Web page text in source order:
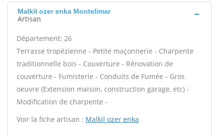
Malkil ozer enka Montelimar
Artisan
Département: 26
Terrasse tropézienne - Petite maçonnerie - Charpente
traditionnelle bois - Couverture - Rénovation de
couverture - Fumisterie - Conduits de Fumée - Gros
oeuvre (Extension maison, construction garage, etc) -
Modification de charpente -
Voir la fiche artisan : Malkil ozer enka